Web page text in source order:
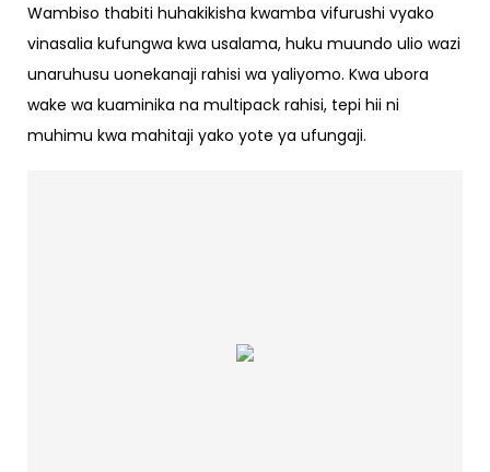
Wambiso thabiti huhakikisha kwamba vifurushi vyako
vinasalia kufungwa kwa usalama, huku muundo ulio wazi
unaruhusu uonekanaji rahisi wa yaliyomo. Kwa ubora
wake wa kuaminika na multipack rahisi, tepi hii ni
muhimu kwa mahitaji yako yote ya ufungaji.